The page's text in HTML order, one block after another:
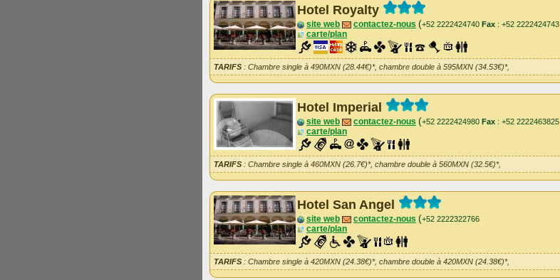
Hotel Royalty
site web contactez-nous (+52 2222424740 Fax : +52 2222424743
carte/plan
TARIFS : Chambre single à 490MXN (28.44€)*, chambre double à 595MXN (34.53€)*,
Hotel Imperial
site web contactez-nous (+52 2222424980 Fax : +52 2222463825
carte/plan
TARIFS : Chambre single à 460MXN (26.7€)*, chambre double à 560MXN (32.5€)*,
Hotel San Angel
site web contactez-nous (+52 2222322766
carte/plan
TARIFS : Chambre single à 420MXN (24.38€)*, chambre double à 420MXN (24.38€)*,